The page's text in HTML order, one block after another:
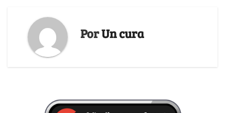
PorUn cura